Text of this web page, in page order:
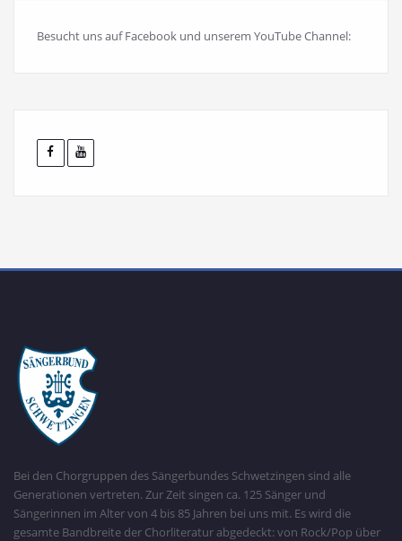
Besucht uns auf Facebook und unserem YouTube Channel:
Bei den Chorgruppen des Sängerbundes Schwetzingen sind alle
Generationen vertreten. Zur Zeit singen ca. 125 Sänger und
Sängerinnen im Alter von 4 bis 85 Jahren bei uns mit. Es wird die
gesamte Bandbreite der Chorliteratur abgedeckt: von Rock/Pop über